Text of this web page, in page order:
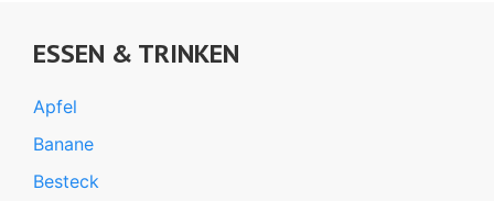
ESSEN & TRINKEN
Apfel
Banane
Besteck